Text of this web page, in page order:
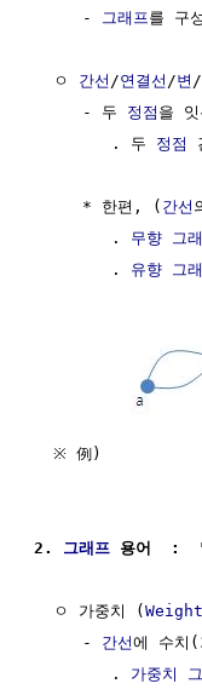
     -
그래프를 구
  ㅇ
간선 /연결선 /변 /
     - 두
정점 을 잇
        . 두
정점
     * 한편, (
간선
        .
무향 그
        .
유향 그
  ※ 例)
2. 그래프 용어  :
  ㅇ 가중치 (
Weight
     -
간선에 수치(
        .
가중치